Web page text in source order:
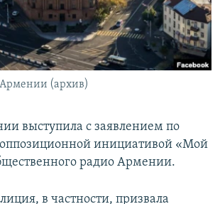
(архив)
выступила с заявлением по
оппозиционной инициативой «Мой
радио Армении.
в частности, призвала